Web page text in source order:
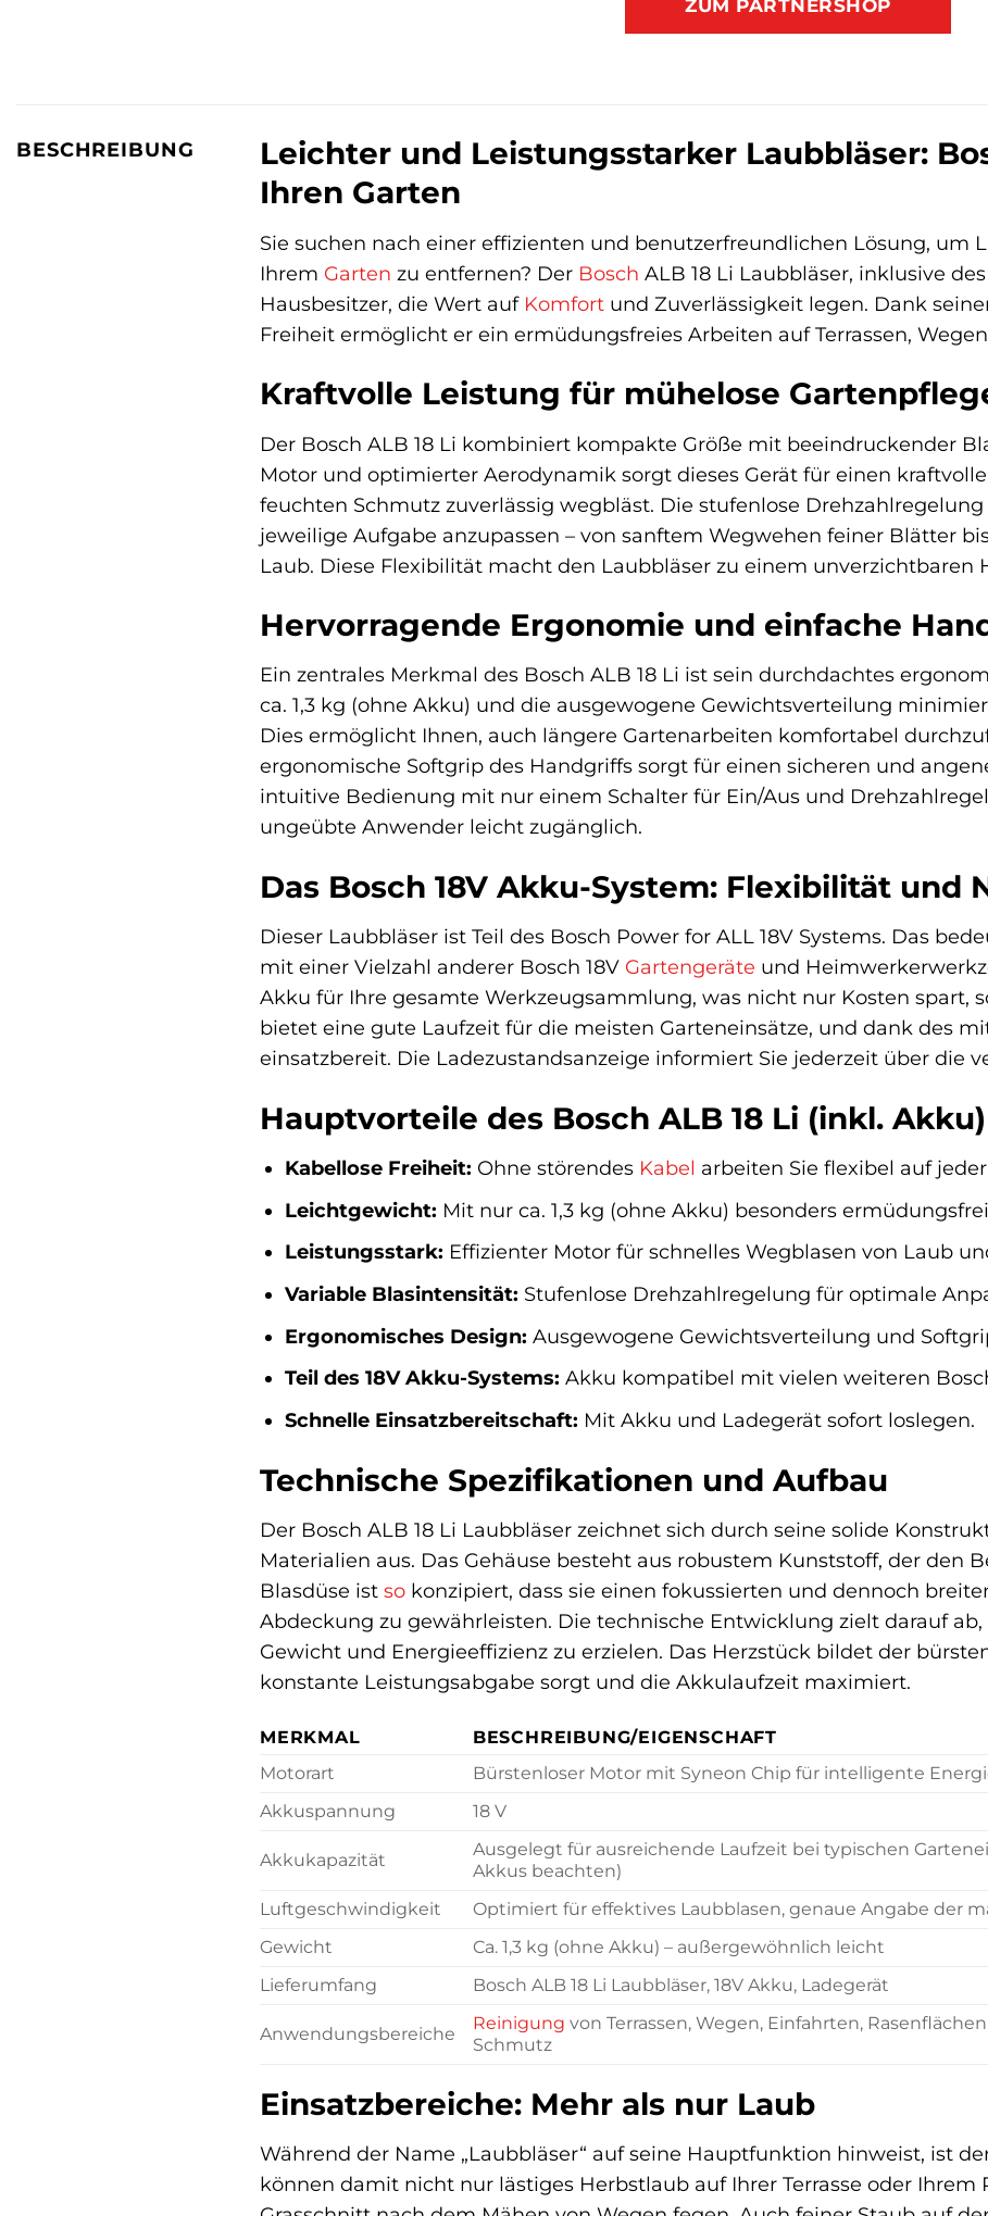
ZUM PARTNERSHOP
BESCHREIBUNG
Leichter und Leistungsstarker Laubbläser:
Ihren Garten
Sie suchen nach einer effizienten und benutzerfreundlichen Lösung, um
Ihrem Garten zu entfernen? Der Bosch ALB 18 Li Laubbläser, inklusive
Hausbesitzer, die Wert auf Komfort und Zuverlässigkeit legen. Dank
Freiheit ermöglicht er ein ermüdungsfreies Arbeiten auf Terrassen,
Kraftvolle Leistung für mühelose
Der Bosch ALB 18 Li kombiniert kompakte Größe mit beeindruckender
Motor und optimierter Aerodynamik sorgt dieses Gerät für einen
feuchten Schmutz zuverlässig wegbläst. Die stufenlose
jeweilige Aufgabe anzupassen – von sanftem Wegwehen feiner Blätter
Laub. Diese Flexibilität macht den Laubbläser zu einem unverzichtbaren
Hervorragende Ergonomie und einfache
Ein zentrales Merkmal des Bosch ALB 18 Li ist sein durchdachtes
ca. 1,3 kg (ohne Akku) und die ausgewogene Gewichtsverteilung
Dies ermöglicht Ihnen, auch längere Gartenarbeiten komfortabel
ergonomische Softgrip des Handgriffs sorgt für einen sicheren und
intuitive Bedienung mit nur einem Schalter für Ein/Aus und
ungeübte Anwender leicht zugänglich.
Das Bosch 18V Akku-System: Flexibilität und
Dieser Laubbläser ist Teil des Bosch Power for ALL 18V Systems. Das
mit einer Vielzahl anderer Bosch 18V Gartengeräte und
Akku für Ihre gesamte Werkzeugsammlung, was nicht nur Kosten spart,
bietet eine gute Laufzeit für die meisten Garteneinsätze, und dank des
einsatzbereit. Die Ladezustandsanzeige informiert Sie jederzeit über die
Hauptvorteile des Bosch ALB 18 Li (inkl. Akku)
Kabellose Freiheit: Ohne störendes Kabel arbeiten Sie flexibel auf
Leichtgewicht: Mit nur ca. 1,3 kg (ohne Akku) besonders
Leistungsstark: Effizienter Motor für schnelles Wegblasen von Laub
Variable Blasintensität: Stufenlose Drehzahlregelung für optimale
Ergonomisches Design: Ausgewogene Gewichtsverteilung und
Teil des 18V Akku-Systems: Akku kompatibel mit vielen weiteren
Schnelle Einsatzbereitschaft: Mit Akku und Ladegerät sofort loslegen.
Technische Spezifikationen und Aufbau
Der Bosch ALB 18 Li Laubbläser zeichnet sich durch seine solide
Materialien aus. Das Gehäuse besteht aus robustem Kunststoff, der den
Blasdüse ist so konzipiert, dass sie einen fokussierten und dennoch
Abdeckung zu gewährleisten. Die technische Entwicklung zielt darauf
Gewicht und Energieeffizienz zu erzielen. Das Herzstück bildet der
konstante Leistungsabgabe sorgt und die Akkulaufzeit maximiert.
MERKMAL
BESCHREIBUNG/EIGENSCHAFT
Motorart
Bürstenloser Motor mit Syneon Chip für intelligente
Akkuspannung
18 V
Akkukapazität
Ausgelegt für ausreichende Laufzeit bei typischen
Akkus beachten)
Luftgeschwindigkeit
Optimiert für effektives Laubblasen, genaue Angabe der
Gewicht
Ca. 1,3 kg (ohne Akku) – außergewöhnlich leicht
Lieferumfang
Bosch ALB 18 Li Laubbläser, 18V Akku, Ladegerät
Anwendungsbereiche
Reinigung von Terrassen, Wegen, Einfahrten,
Schmutz
Einsatzbereiche: Mehr als nur Laub
Während der Name „Laubbläser“ auf seine Hauptfunktion hinweist, ist
können damit nicht nur lästiges Herbstlaub auf Ihrer Terrasse oder